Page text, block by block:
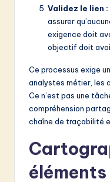
Validez le lien :
assurer
exigence doit
objectif doit
Ce processus exige
analystes métier, les
Ce n’est pas une
compréhension
chaîne de traçabilité